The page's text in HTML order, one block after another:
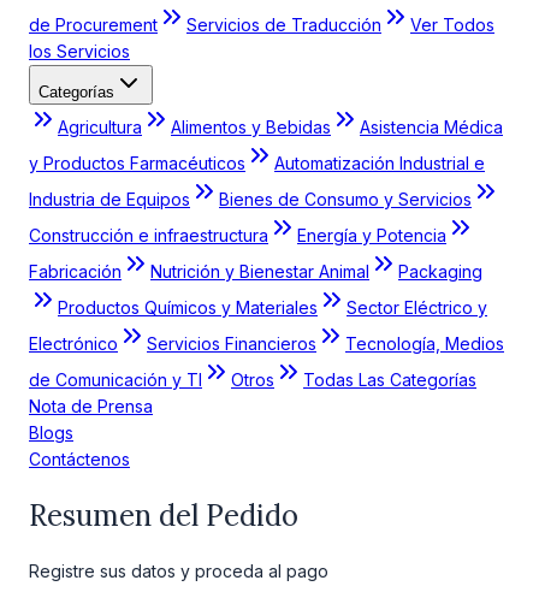
de Procurement
Servicios de Traducción
Ver Todos
los Servicios
Categorías
Agricultura Alimentos y Bebidas
Asistencia Médica
y Productos Farmacéuticos
Automatización Industrial e
Industria de Equipos
Bienes de Consumo y Servicios
Construcción e infraestructura
Energía y Potencia
Fabricación
Nutrición y Bienestar Animal
Packaging
Productos Químicos y Materiales
Sector Eléctrico y
Electrónico
Servicios Financieros
Tecnología, Medios
de Comunicación y TI
Otros
Todas Las Categorías
Nota de Prensa
Blogs
Contáctenos
Resumen del Pedido
Registre sus datos y proceda al pago